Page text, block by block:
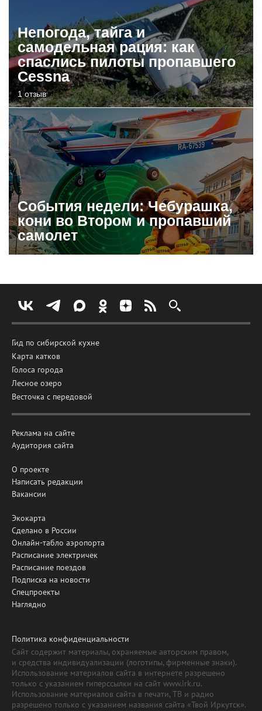
Непогода, тайга и
самодельная рация: как
спаслись пилоты пропавшего
Cessna
1 отзыв
События недели: Чебурашка,
кони во Втором и пропавший
самолет
Гид по сибирской кухне
Карта катков
Голоса города
Лесное озеро
Весточка с передовой
Реклама на сайте
Аудитория сайта
О проекте
Написать редакции
Вакансии
Экокарта
Сделано в России
Онлайн-табло аэропорта
Расписание электричек
Расписание поездов
Подписка на новости
Спецпроекты
Наглядно
Политика конфиденциальности
Сайт содержит материалы, охраняемые авторским правом,
и средства индивидуализации (логотипы, фирменные знаки).
Использование материалов сайта в интернете разрешено
только с указанием гиперссылки на сайт www.irk.ru.
Использование материалов сайта в печати, ТВ и радио
разрешено только с указанием названия сайта «Твой Иркутск».